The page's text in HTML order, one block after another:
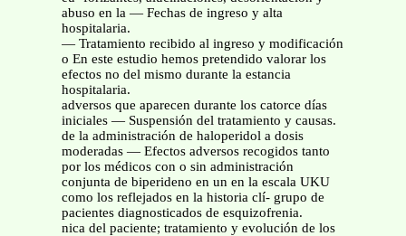
abuso en la — Fechas de ingreso y alta
hospitalaria.
— Tratamiento recibido al ingreso y modificación
o En este estudio hemos pretendido valorar los
efectos no del mismo durante la estancia
hospitalaria.
adversos que aparecen durante los catorce días
iniciales — Suspensión del tratamiento y causas.
de la administración de haloperidol a dosis
moderadas — Efectos adversos recogidos tanto
por los médicos con o sin administración
conjunta de biperideno en un en la escala UKU
como los reflejados en la historia clí- grupo de
pacientes diagnosticados de esquizofrenia.
nica del paciente; tratamiento y evolución de los